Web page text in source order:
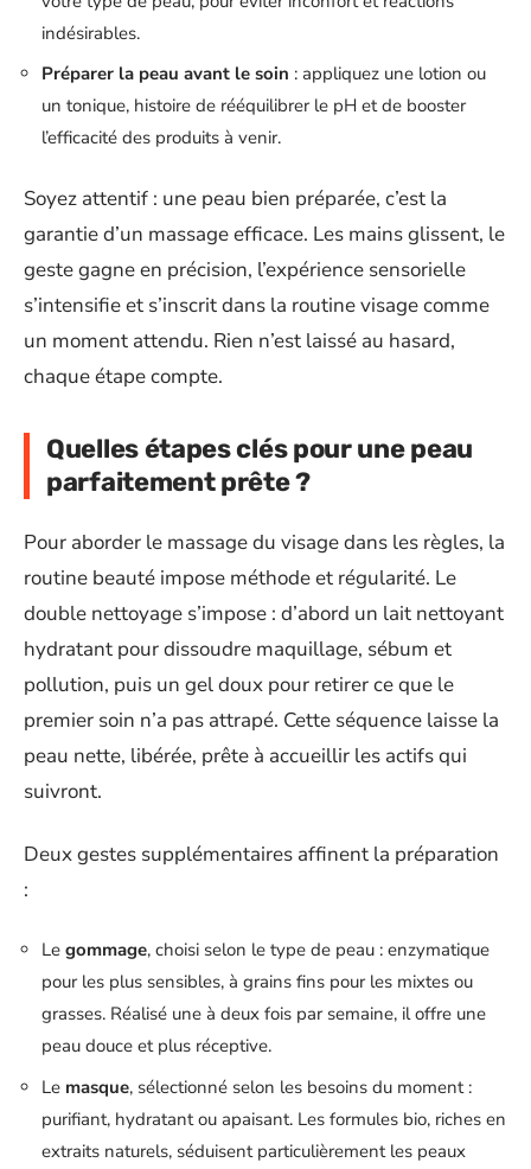
indésirables.
Préparer la peau avant le soin : appliquez une lotion ou
un tonique, histoire de rééquilibrer le pH et de booster
l’efficacité des produits à venir.
Soyez attentif : une peau bien préparée, c’est la
garantie d’un massage efficace. Les mains glissent, le
geste gagne en précision, l’expérience sensorielle
s’intensifie et s’inscrit dans la routine visage comme
un moment attendu. Rien n’est laissé au hasard,
chaque étape compte.
Quelles étapes clés pour une peau
parfaitement prête ?
Pour aborder le massage du visage dans les règles, la
routine beauté impose méthode et régularité. Le
double nettoyage s’impose : d’abord un lait nettoyant
hydratant pour dissoudre maquillage, sébum et
pollution, puis un gel doux pour retirer ce que le
premier soin n’a pas attrapé. Cette séquence laisse la
peau nette, libérée, prête à accueillir les actifs qui
suivront.
Deux gestes supplémentaires affinent la préparation
:
Le gommage, choisi selon le type de peau : enzymatique
pour les plus sensibles, à grains fins pour les mixtes ou
grasses. Réalisé une à deux fois par semaine, il offre une
peau douce et plus réceptive.
Le masque, sélectionné selon les besoins du moment :
purifiant, hydratant ou apaisant. Les formules bio, riches en
extraits naturels, séduisent particulièrement les peaux